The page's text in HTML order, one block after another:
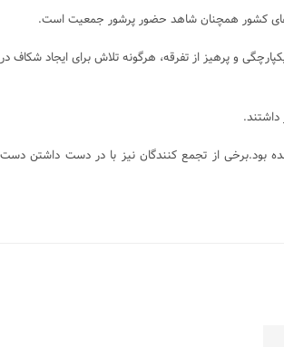
کشور همچنان شاهد حضور پرشور جمعیت است.
و پرهیز از تفرقه، هرگونه تلاش برای ایجاد شکاف در
بود.برخی از تجمع کنندگان نیز با در دست داشتن دست